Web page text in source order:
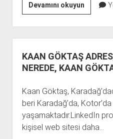
Devamını okuyun
DEPREM
RİSKİ
YÜZDE
64”
KAAN GÖKTAŞ
NEREDE, KAAN
Kaan Göktaş,
beri Karadağ’da,
yaşamaktadır.LinkedIn
kişisel web sitesi daha…